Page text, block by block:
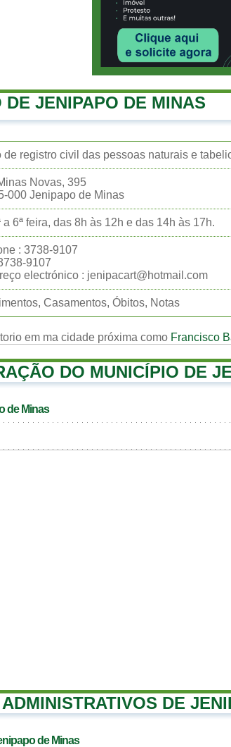
DE JENIPAPO DE MINAS
de registro civil das pessoas naturais e
Novas, 395
000 Jenipapo de Minas
a 6ª feira, das 8h às 12h e das 14h às 17h.
: 3738-9107
9107
electrónico : jenipacart@hotmail.com
Casamentos, Óbitos, Notas
em ma cidade próxima como Francisco
DO MUNICÍPIO DE
de Minas
DE
de Minas